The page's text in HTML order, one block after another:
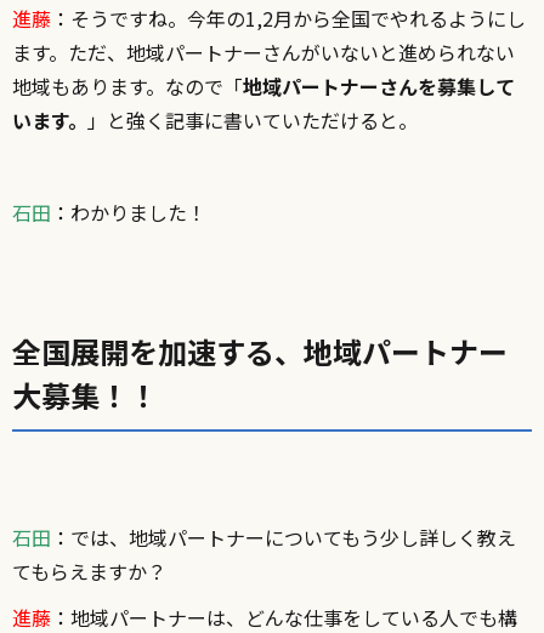
進藤 ： そうですね。今年の1,2月から全国でやれるようにし
ます。ただ、地域パートナーさんがいないと進められない
地域もあります。なので「地域パートナーさんを募集して
います。 」と強く記事に書いていただけると。
石田 ： わかりました！
全国展開を加速する、地域パートナー
大募集！！
石田 ： では、地域パートナーについてもう少し詳しく教え
てもらえますか？
進藤 ： 地域パートナーは、どんな仕事をしている人でも構